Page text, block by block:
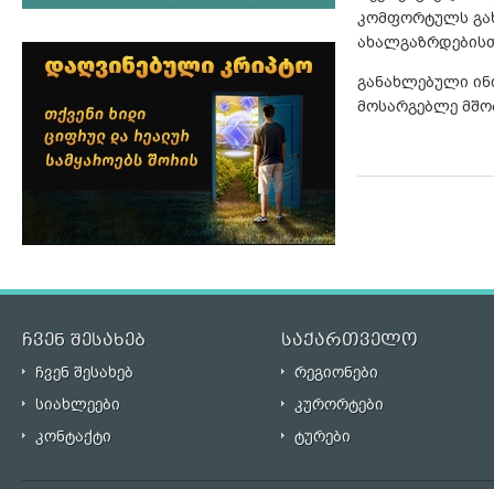
კომფორტულს
განახლებული
მოსარგებლე
ჩვენ შესახებ საქართველო
ჩვენ შესახებ
რეგიონები
სიახლეები
კურორტები
კონტაქტი
ტურები